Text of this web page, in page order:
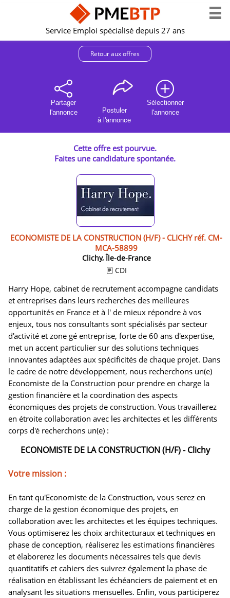
Service Emploi spécialisé depuis 27 ans
Retour aux offres
Partager
l'annonce
Postuler
à l'annonce
Sélectionner
l'annonce
Cette offre est pourvue.
Faites une candidature spontanée.
ECONOMISTE DE LA CONSTRUCTION (H/F) - CLICHY réf. CM-
MCA-58899
Clichy, Île-de-France
CDI
Harry Hope, cabinet de recrutement accompagne candidats
et entreprises dans leurs recherches des meilleures
opportunités en France et à l' de mieux répondre à vos
enjeux, tous nos consultants sont spécialisés par secteur
d'activité et zone gé entreprise, forte de 60 ans d'expertise,
met un accent particulier sur des solutions techniques
innovantes adaptées aux spécificités de chaque projet. Dans
le cadre de notre développement, nous recherchons un(e)
Economiste de la Construction pour prendre en charge la
gestion financière et la coordination des aspects
économiques des projets de construction. Vous travaillerez
en étroite collaboration avec les architectes et les différents
corps d'é recherchons un(e) :
ECONOMISTE DE LA CONSTRUCTION (H/F) - Clichy
Votre mission :
En tant qu'Economiste de la Construction, vous serez en
charge de la gestion économique des projets, en
collaboration avec les architectes et les équipes techniques.
Vous optimiserez les choix architecturaux et techniques en
phase de conception, réaliserez les estimations financières
et élaborerez les documents nécessaires tels que devis
quantitatifs et cahiers des suivrez également la phase de
réalisation en établissant les échéanciers de paiement et en
analysant les situations mensuelles. Enfin, vous participerez